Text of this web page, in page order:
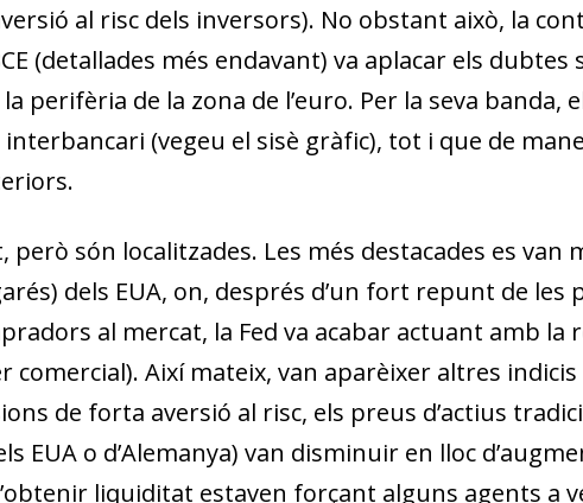
al risc dels inversors). No obstant això, la
(detallades més endavant) va aplacar els dubtes
perifèria de la zona de l’euro. Per la seva banda,
(vegeu el sisè gràfic), tot i que de
però són localitzades. Les més destacades es van
dels EUA, on, després d’un fort repunt de les
al mercat, la Fed va acabar actuant amb la
comercial). Així mateix, van aparèixer altres
de forta aversió al risc, els preus d’actius
EUA o d’Alemanya) van disminuir en lloc
liquiditat estaven forçant alguns agents a